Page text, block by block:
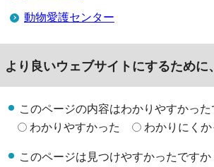
動物愛護センター
より良いウェブサイトにするため
このページの内容はわかりやすかった
わかりやすかった
わかりにくか
このページは見つけやすかったですか